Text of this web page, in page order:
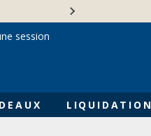
LIQUIDATION
session